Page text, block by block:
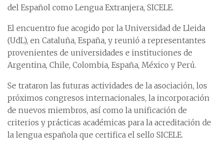
del Español como Lengua Extranjera, SICELE.
El encuentro fue acogido por la Universidad de Lleida
(UdL), en Cataluña, España, y reunió a representantes
provenientes de universidades e instituciones de
Argentina, Chile, Colombia, España, México y Perú.
Se trataron las futuras actividades de la asociación, los
próximos congresos internacionales, la incorporación
de nuevos miembros, así como la unificación de
criterios y prácticas académicas para la acreditación de
la lengua española que certifica el sello SICELE.